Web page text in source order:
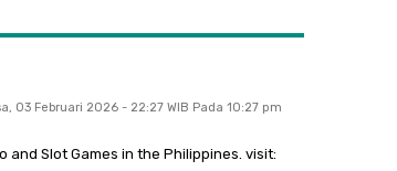
03 Februari 2026 - 22:27 WIB Pada 10:27 pm
and Slot Games in the Philippines. visit: